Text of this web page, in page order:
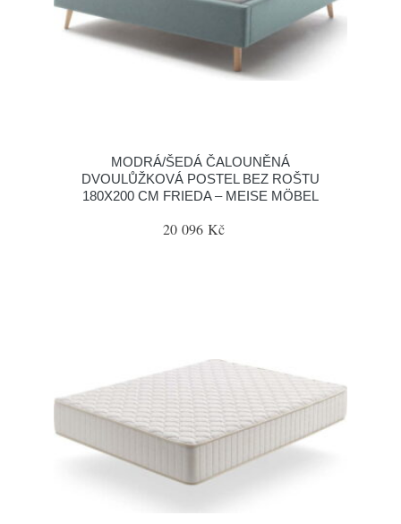
MODRÁ/ŠEDÁ ČALOUNĚNÁ
DVOULŮŽKOVÁ POSTEL BEZ ROŠTU
180X200 CM FRIEDA – MEISE MÖBEL
20 096 Kč